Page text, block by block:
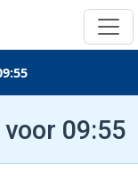
09:55